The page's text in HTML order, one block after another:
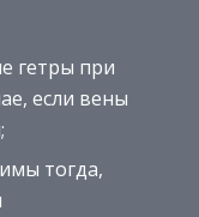
гетры при
если вены
тогда,